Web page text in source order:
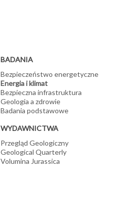
BADANIA
Bezpieczeństwo energetyczne
Energia i klimat
Bezpieczna infrastruktura
Geologia a zdrowie
Badania podstawowe
WYDAWNICTWA
Przegląd Geologiczny
Geological Quarterly
Volumina Jurassica